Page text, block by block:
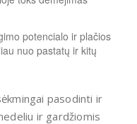
potencialo ir plačios
nuo pastatų ir kitų
pasodinti ir
ir gardžiomis